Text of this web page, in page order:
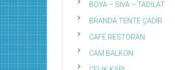
BOYA – SIVA – TADİLAT
BRANDA TENTE ÇADIR
CAFE RESTORAN
CAM BALKON